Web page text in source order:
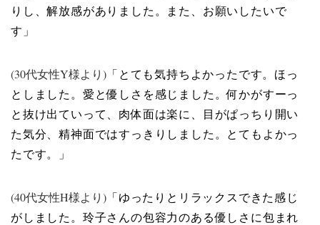
りし、解放感がありました。また、お願いしたいで
す」
(30代女性Y様より) 「とても気持ちよかったです。ほっ
としました。愛と優しさを感じました。何かがすーっ
と抜け出ていって、肉体面は楽に、目がぱっちり開い
た気分、精神面ではすっきりしました。とてもよかっ
たです。」
(40代女性H様より) 「ゆったりとリラックスできた感じ
がしました。玲子さんの包容力のある優しさに包まれ